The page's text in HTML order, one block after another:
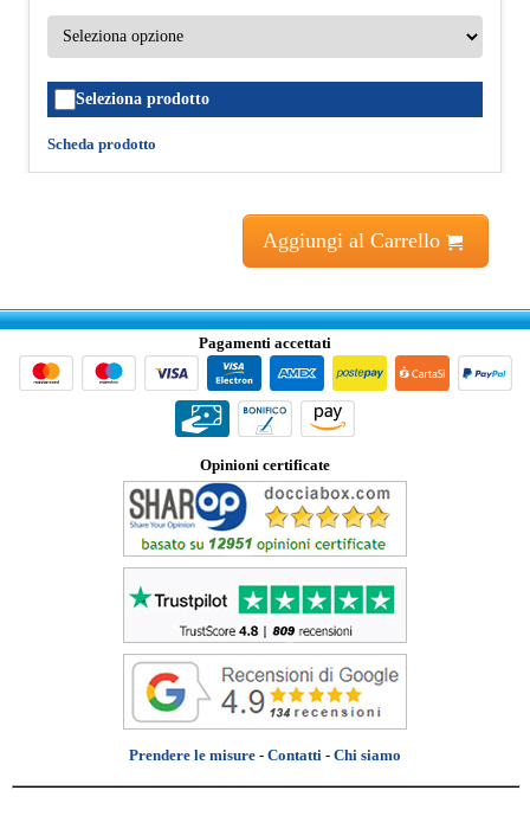
Seleziona prodotto
Scheda prodotto
Aggiungi al Carrello
Pagamenti accettati
Opinioni certificate
Prendere le misure - Contatti - Chi siamo